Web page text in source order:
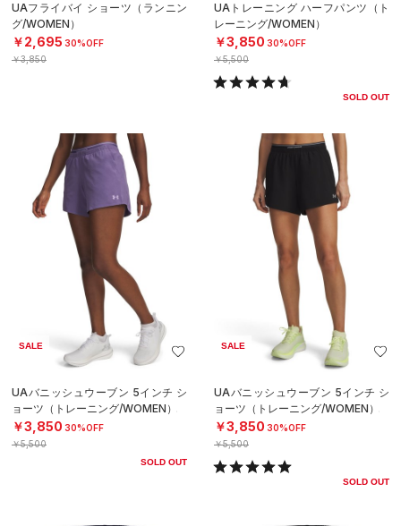
UAフライバイ ショーツ（ランニン
グ/WOMEN）
￥2,695 30%OFF
￥3,850
UAトレーニング ハーフパンツ（ト
レーニング/WOMEN）
￥3,850 30%OFF
￥5,500
SOLD OUT
SALE
UAバニッシュウーブン 5インチ シ
ョーツ（トレーニング/WOMEN）
￥3,850 30%OFF
￥5,500
SOLD OUT
SALE
UAバニッシュウーブン 5インチ シ
ョーツ（トレーニング/WOMEN）
￥3,850 30%OFF
￥5,500
SOLD OUT